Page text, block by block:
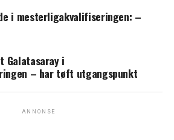
i mesterligakvalifiseringen: –
Galatasaray i
– har tøft utgangspunkt
ANNONSE